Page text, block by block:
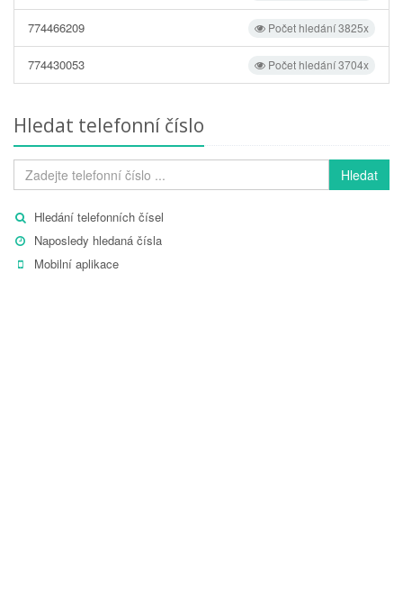
Počet hledání 3825x
774466209
Počet hledání 3704x
774430053
Hledat telefonní číslo
Hledat
Hledání telefonních čísel
Naposledy hledaná čísla
Mobilní aplikace